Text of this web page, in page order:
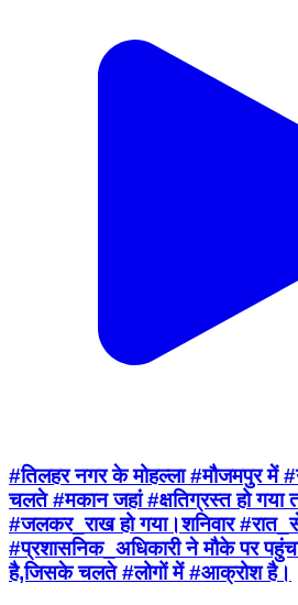
#तिलहर नगर के मोहल्ला #मौजमपुर में
चलते #मकान जहां #क्षतिग्रस्त हो गया
Tilhar, Shahjahanpur | Jul 26, 2026